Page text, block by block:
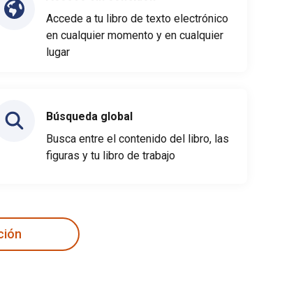
Accede a tu libro de texto electrónico
en cualquier momento y en cualquier
lugar
Búsqueda global
Busca entre el contenido del libro, las
figuras y tu libro de trabajo